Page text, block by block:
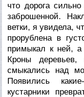
что дорога
заброшенной.
ветки, я увидела,
прорублена в
примыкал к ней, а
Кроны
смыкались над
Появились
кустарники